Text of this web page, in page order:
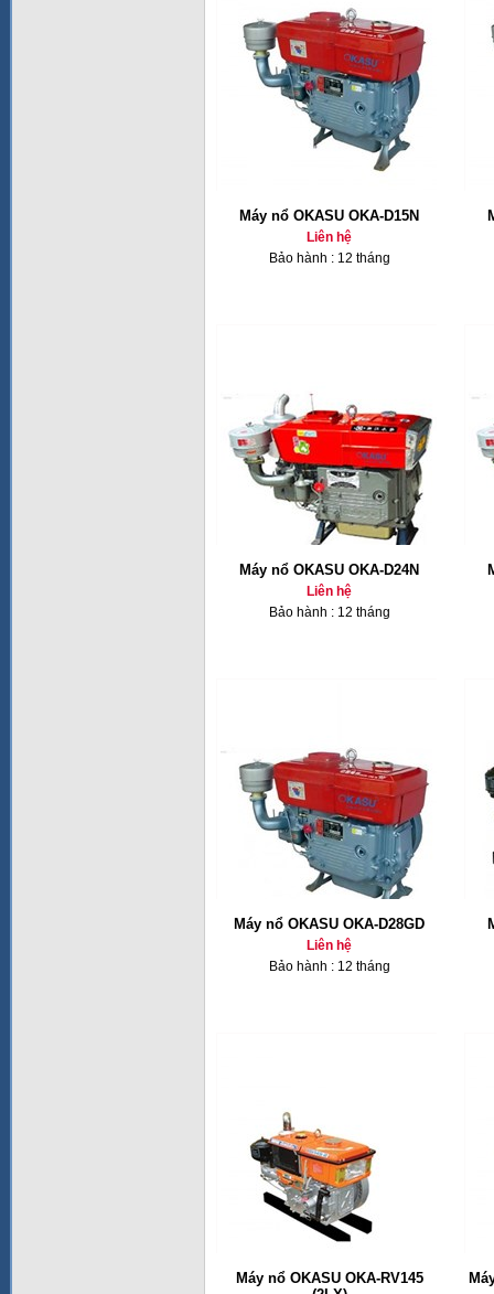
Máy nổ OKASU OKA-D15N
Liên hệ
Bảo hành : 12 tháng
Máy nổ OKASU OKA-D24N
Liên hệ
Bảo hành : 12 tháng
Máy nổ OKASU OKA-D28GD
Liên hệ
Bảo hành : 12 tháng
Máy nổ OKASU OKA-RV145